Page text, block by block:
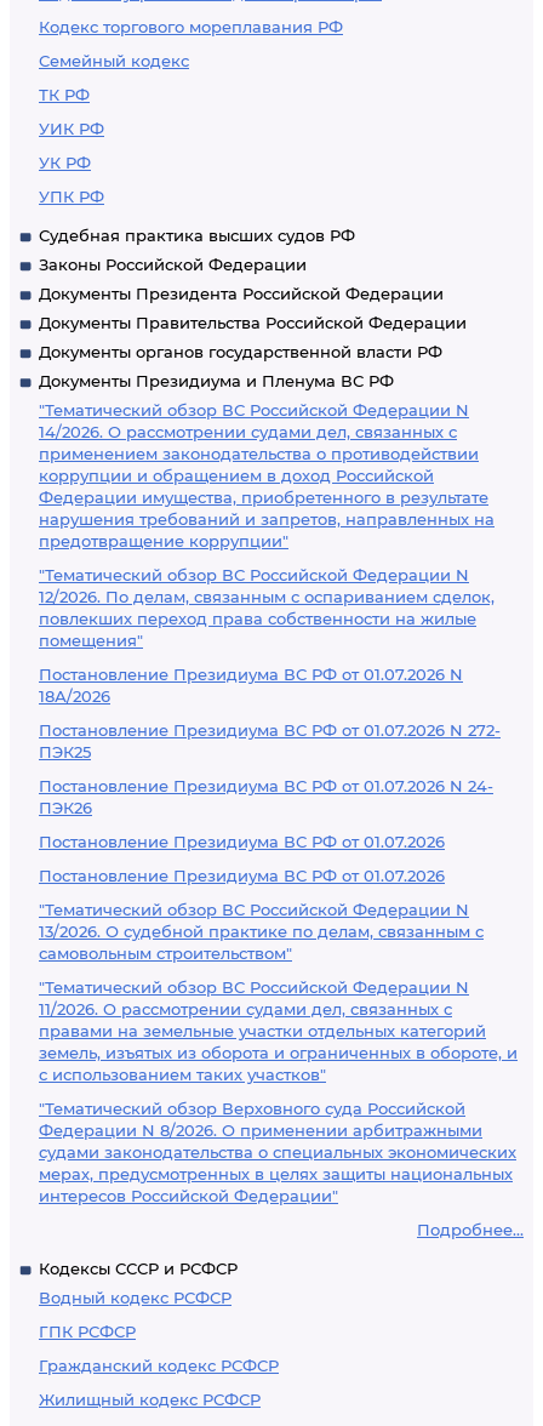
Кодекс торгового мореплавания РФ
Семейный кодекс
ТК РФ
УИК РФ
УК РФ
УПК РФ
Судебная практика высших судов РФ
Законы Российской Федерации
Документы Президента Российской Федерации
Документы Правительства Российской Федерации
Документы органов государственной власти РФ
Документы Президиума и Пленума ВС РФ
"Тематический обзор ВС Российской Федерации N
14/2026. О рассмотрении судами дел, связанных с
применением законодательства о противодействии
коррупции и обращением в доход Российской
Федерации имущества, приобретенного в результате
нарушения требований и запретов, направленных на
предотвращение коррупции"
"Тематический обзор ВС Российской Федерации N
12/2026. По делам, связанным с оспариванием сделок,
повлекших переход права собственности на жилые
помещения"
Постановление Президиума ВС РФ от 01.07.2026 N
18А/2026
Постановление Президиума ВС РФ от 01.07.2026 N 272-
ПЭК25
Постановление Президиума ВС РФ от 01.07.2026 N 24-
ПЭК26
Постановление Президиума ВС РФ от 01.07.2026
Постановление Президиума ВС РФ от 01.07.2026
"Тематический обзор ВС Российской Федерации N
13/2026. О судебной практике по делам, связанным с
самовольным строительством"
"Тематический обзор ВС Российской Федерации N
11/2026. О рассмотрении судами дел, связанных с
правами на земельные участки отдельных категорий
земель, изъятых из оборота и ограниченных в обороте, и
с использованием таких участков"
"Тематический обзор Верховного суда Российской
Федерации N 8/2026. О применении арбитражными
судами законодательства о специальных экономических
мерах, предусмотренных в целях защиты национальных
интересов Российской Федерации"
Подробнее...
Кодексы СССР и РСФСР
Водный кодекс РСФСР
ГПК РСФСР
Гражданский кодекс РСФСР
Жилищный кодекс РСФСР